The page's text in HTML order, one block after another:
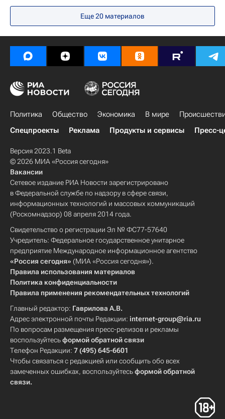
ХК Динамо (Москва)
Еще20 материалов
Политика Общество Экономика В мире
Спецпроекты
Реклама Продукты и сервисы Пресс-
Версия 2023.1 Beta
© 2026 МИА «Россия сегодня»
Вакансии
Сетевое издание РИА Новости зарегистрировано
в Федеральной службе по надзору в сфере связи,
информационных технологий и массовых коммуникаций
(Роскомнадзор) 08 апреля 2014 года.
Свидетельство о регистрации Эл № ФС77-57640
Учредитель: Федеральное государственное унитарное
предприятие Международное информационное агентство
«Россия сегодня» (МИА «Россия сегодня»).
Правила использования материалов
Политика конфиденциальности
Правила применения рекомендательных технологий
Главный редактор: Гаврилова А.В.
Адрес электронной почты Редакции: internet-group@ria.ru
По вопросам размещения пресс-релизов и рекламы
воспользуйтесьформой обратной связи
Телефон Редакции: 7 (495) 645-6601
Чтобы связаться с редакцией или сообщить обо всех
замеченных ошибках, воспользуйтесьформой обратной
связи.